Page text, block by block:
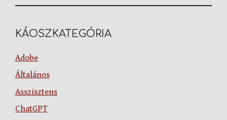
KÁOSZKATEGÓRIA
Adobe
Általános
Asszisztens
ChatGPT